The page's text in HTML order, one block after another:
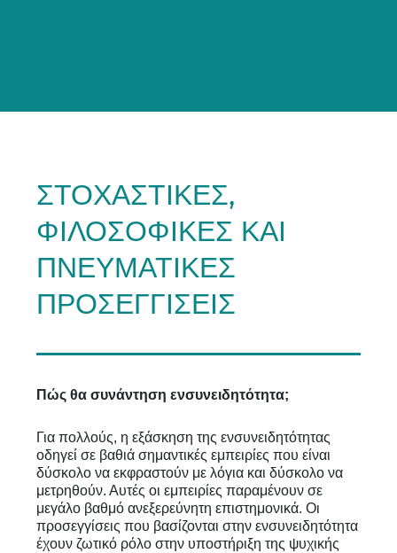
ΣΤΟΧΑΣΤΙΚΈΣ,
ΦΙΛΟΣΟΦΙΚΈΣ ΚΑΙ
ΠΝΕΥΜΑΤΙΚΈΣ
ΠΡΟΣΕΓΓΊΣΕΙΣ
Πώς θασυνάντηση ενσυνειδητότητα;
Για πολλούς, η εξάσκηση της ενσυνειδητότητας
οδηγεί σε βαθιά σημαντικές εμπειρίες που είναι
δύσκολο να εκφραστούν με λόγια και δύσκολο να
μετρηθούν. Αυτές οι εμπειρίεςπαραμένουν σε
μεγάλο βαθμό ανεξερεύνητη επιστημονικά. Οι
προσεγγίσεις που βασίζονται στην ενσυνειδητότητα
έχουν ζωτικό ρόλο στην υποστήριξη της ψυχικής